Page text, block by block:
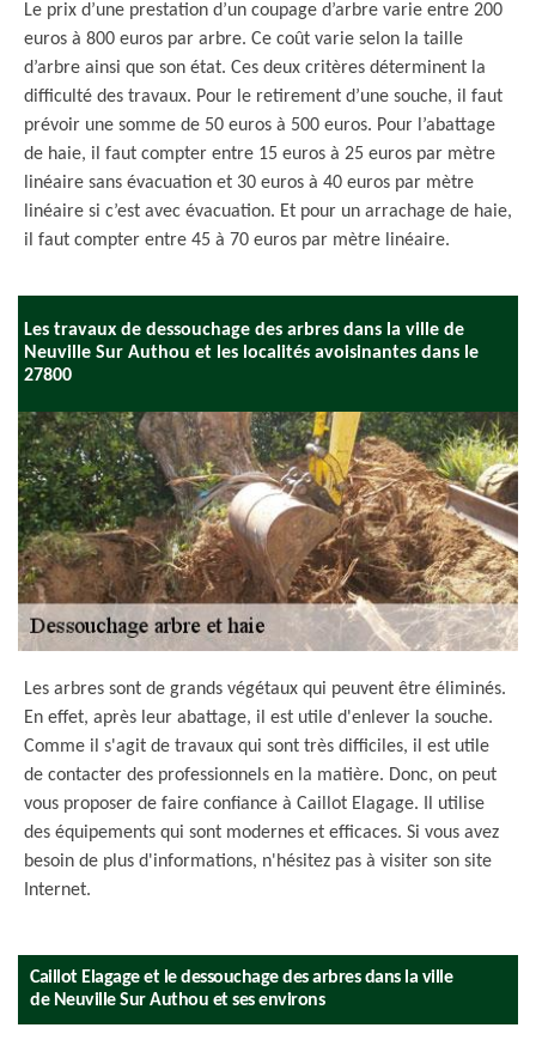
Le prix d’une prestation d’un coupage d’arbre varie entre 200
euros à 800 euros par arbre. Ce coût varie selon la taille
d’arbre ainsi que son état. Ces deux critères déterminent la
difficulté des travaux. Pour le retirement d’une souche, il faut
prévoir une somme de 50 euros à 500 euros. Pour l’abattage
de haie, il faut compter entre 15 euros à 25 euros par mètre
linéaire sans évacuation et 30 euros à 40 euros par mètre
linéaire si c’est avec évacuation. Et pour un arrachage de haie,
il faut compter entre 45 à 70 euros par mètre linéaire.
Les travaux de dessouchage des arbres dans la ville de
Neuville Sur Authou et les localités avoisinantes dans le
27800
Les arbres sont de grands végétaux qui peuvent être éliminés.
En effet, après leur abattage, il est utile d'enlever la souche.
Comme il s'agit de travaux qui sont très difficiles, il est utile
de contacter des professionnels en la matière. Donc, on peut
vous proposer de faire confiance à Caillot Elagage. Il utilise
des équipements qui sont modernes et efficaces. Si vous avez
besoin de plus d'informations, n'hésitez pas à visiter son site
Internet.
Caillot Elagage et le dessouchage des arbres dans la ville
de Neuville Sur Authou et ses environs